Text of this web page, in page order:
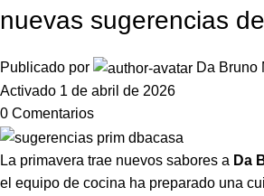
nuevas sugerencias
Publicado por
Da Bruno
Activado 1 de abril de 2026
0 Comentarios
La primavera trae nuevos sabores a Da
el equipo de cocina ha preparado una